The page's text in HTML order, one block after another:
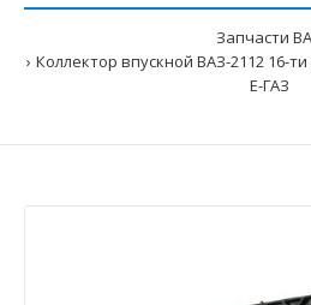
Запчасти
Коллектор впускной ВАЗ-2112 16-
Е-ГАЗ